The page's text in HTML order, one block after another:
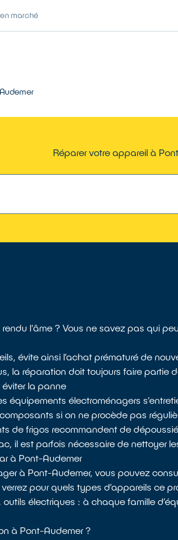
marché
Réparer votre appareil à
l'âme ? Vous ne savez pas qui
évite ainsi l’achat prématuré de
la réparation doit toujours faire partie
éviter la panne
équipements électroménagers
si on ne procède pas
de frigos recommandent de
il est parfois nécessaire de nettoyer
à Pont-Audemer
à Pont-Audemer, vous pouvez
pour quels types d’appareils ce
électriques : à chaque famille
à Pont-Audemer ?